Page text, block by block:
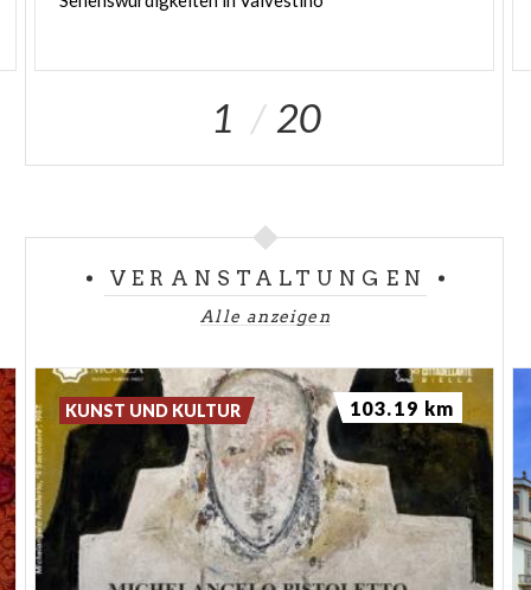
1 20
VERANSTALTUNGEN
Alle anzeigen
KUNST UND KULTUR 103.19 km